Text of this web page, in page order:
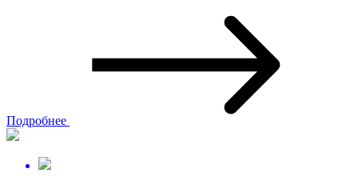
Подробнее